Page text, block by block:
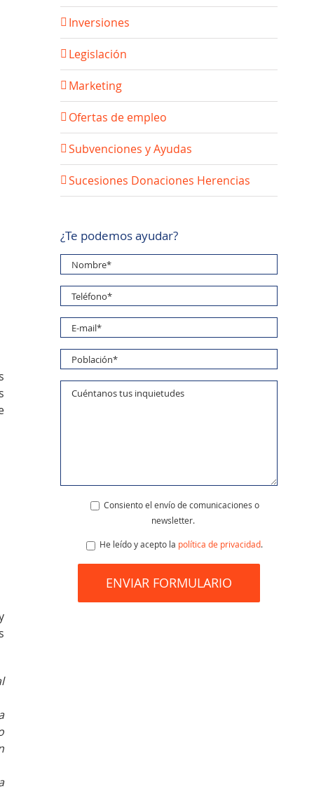
Inversiones
Legislación
Marketing
Ofertas de empleo
Subvenciones y Ayudas
Sucesiones Donaciones Herencias
¿Te podemos ayudar?
Consiento el envío de comunicaciones o
newsletter.
He leído y acepto la política de privacidad.